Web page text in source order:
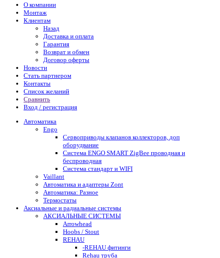
О компании
Монтаж
Клиентам
Назад
Доставка и оплата
Гарантия
Возврат и обмен
Договор оферты
Новости
Стать партнером
Контакты
Список желаний
Сравнить
Вход / регистрация
Автоматика
Engo
Сервоприводы клапанов коллекторов, доп
оборудвание
Система ENGO SMART ZigBee проводная и
беспроводная
Система стандарт и WIFI
Vaillant
Автоматика и адаптеры Zont
Автоматика: Разное
Термостаты
Аксиальные и радиальные системы
АКСИАЛЬНЫЕ СИСТЕМЫ
Arrowhead
Hoobs / Stout
REHAU
-REHAU фитинги
Rehau труба